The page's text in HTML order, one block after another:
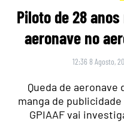
Piloto de 28
aeronave no
12:36 8 Agosto,
Queda de aeronave
manga de
GPIAAF vai